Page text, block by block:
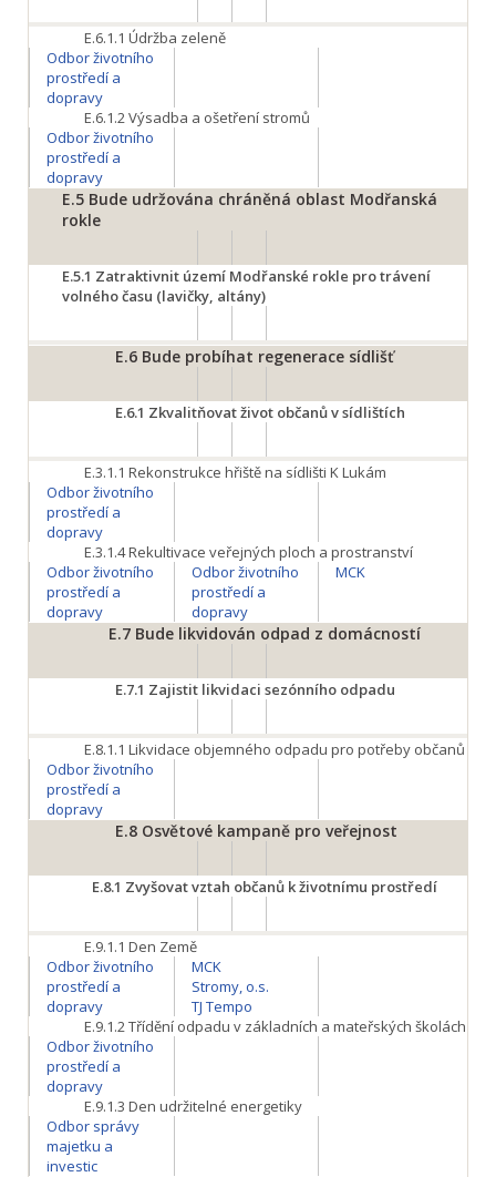
E.6.1.1 Údržba zeleně
Odbor životního
prostředí a
dopravy
E.6.1.2Výsadba a ošetření stromů
Odbor životního
prostředí a
dopravy
E.5 Bude udržována chráněná oblast Modřanská
rokle
E.5.1 Zatraktivnit území Modřanské rokle pro trávení
volného času (lavičky, altány)
E.6 Bude probíhat regenerace sídlišť
E.6.1 Zkvalitňovat život občanů v sídlištích
E.3.1.1 Rekonstrukce hřiště na sídlišti K Lukám
Odbor životního
prostředí a
dopravy
E.3.1.4Rekultivace veřejných ploch a prostranství
Odbor životního
prostředí a
dopravy
Odbor životního
prostředí a
dopravy
MCK
E.7 Bude likvidován odpad z domácností
E.7.1 Zajistit likvidaci sezónního odpadu
E.8.1.1 Likvidace objemného odpadu pro potřeby občanů
Odbor životního
prostředí a
dopravy
E.8 Osvětové kampaně pro veřejnost
E.8.1 Zvyšovat vztah občanů k životnímu prostředí
E.9.1.1 Den Země
Odbor životního
prostředí a
dopravy
MCK
Stromy, o.s.
TJ Tempo
E.9.1.2Třídění odpadu v základních a mateřských školách
Odbor životního
prostředí a
dopravy
E.9.1.3 Den udržitelné energetiky
Odbor správy
majetku a
investic